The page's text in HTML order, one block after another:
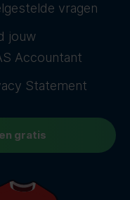
vragen
jouw
Accountant
Statement
gratis